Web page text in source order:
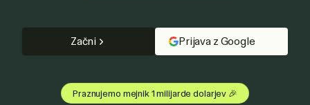
Začni Prijava z Google
Praznujemo mejnik 1 milijarde dolarjev 🎉